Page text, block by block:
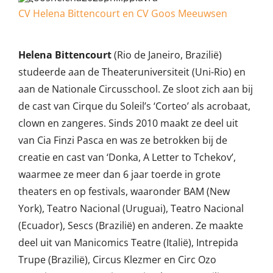
CV Helena Bittencourt en CV Goos Meeuwsen
Helena Bittencourt(Rio de Janeiro, Brazilië)
studeerde aan de Theateruniversiteit (Uni-Rio) en
aan de Nationale Circusschool. Ze sloot zich aan bij
de cast van Cirque du Soleil’s ‘Corteo’ als acrobaat,
clown en zangeres. Sinds 2010 maakt ze deel uit
van Cia Finzi Pasca en was ze betrokken bij de
creatie en cast van ‘Donka, A Letter to Tchekov’,
waarmee ze meer dan 6 jaar toerde in grote
theaters en op festivals, waaronder BAM (New
York), Teatro Nacional (Uruguai), Teatro Nacional
(Ecuador), Sescs (Brazilië) en anderen. Ze maakte
deel uit van Manicomics Teatre (Italië), Intrepida
Trupe (Brazilië), Circus Klezmer en Circ Ozo